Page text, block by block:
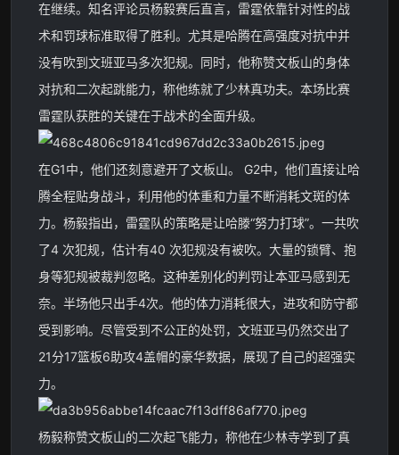
在继续。知名评论员杨毅赛后直言，雷霆依靠针对性的战
术和罚球标准取得了胜利。尤其是哈腾在高强度对抗中并
没有吹到文班亚马多次犯规。同时，他称赞文板山的身体
对抗和二次起跳能力，称他练就了少林真功夫。本场比赛
雷霆队获胜的关键在于战术的全面升级。
在G1中，他们还刻意避开了文板山。 G2中，他们直接让哈
腾全程贴身战斗，利用他的体重和力量不断消耗文斑的体
力。杨毅指出，雷霆队的策略是让哈滕“努力打球”。一共吹
了4 次犯规，估计有40 次犯规没有被吹。大量的锁臂、抱
身等犯规被裁判忽略。这种差别化的判罚让本亚马感到无
奈。半场他只出手4次。他的体力消耗很大，进攻和防守都
受到影响。尽管受到不公正的处罚，文班亚马仍然交出了
21分17篮板6助攻4盖帽的豪华数据，展现了自己的超强实
力。
杨毅称赞文板山的二次起飞能力，称他在少林寺学到了真